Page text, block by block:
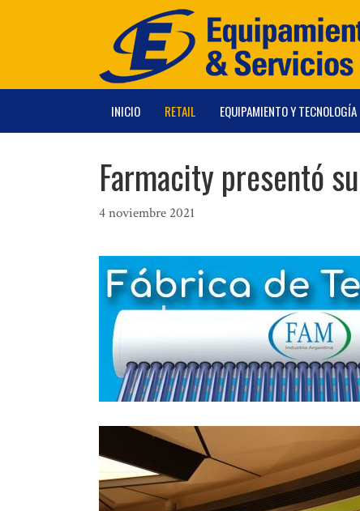
INICIO RETAIL EQUIPAMIENTO Y TECNOLOGÍA
Farmacity presentó
4 noviembre 2021